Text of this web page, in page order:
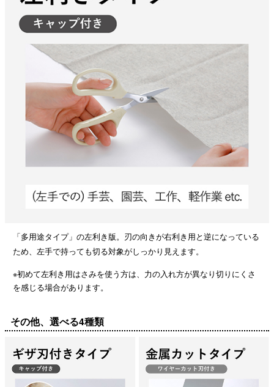
「多用途タイプ」の左利き版。刃の向きが右利き用と逆になっている
ため、左手で持っても切る対象がしっかり見えます。
※初めて左利き用はさみを使う方は、力の入れ方が異なり切りにくさ
を感じる場合があります。
その他、選べる4種類